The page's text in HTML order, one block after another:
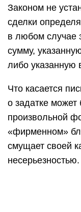
Законом не
сделки
в любом случае
сумму,
либо указанную
Что касается
о задатке может
произвольной
«фирменном»
смущает своей
несерьезностью.